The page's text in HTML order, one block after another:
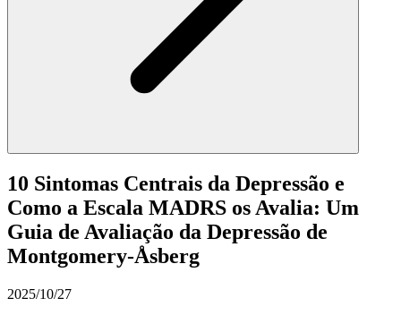
10 Sintomas Centrais da Depressão e
Como a Escala MADRS os Avalia: Um
Guia de Avaliação da Depressão de
Montgomery-Åsberg
2025/10/27